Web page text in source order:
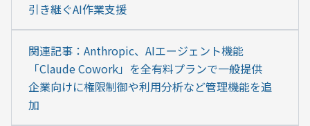
引き継ぐAI作業支援
関連記事：Anthropic、AIエージェント機能
「Claude Cowork」を全有料プランで一般提供
企業向けに権限制御や利用分析など管理機能を追
加